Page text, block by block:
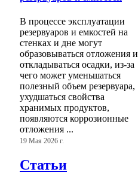
В процессе эксплуатации
резервуаров и емкостей на
стенках и дне могут
образовываться отложения и
откладываться осадки, из-за
чего может уменьшаться
полезный объем резервуара,
ухудшаться свойства
хранимых продуктов,
появляются коррозионные
отложения ...
19 Мая 2026 г.
Статьи